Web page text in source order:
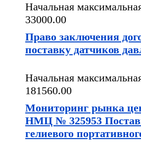
Начальная
33000.00
Право заключения
поставку датчиков
Начальная
181560.00
Мониторинг рынка
НМЦ № 325953
гелиевого